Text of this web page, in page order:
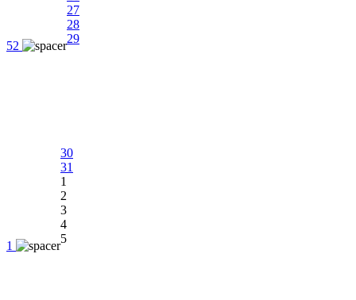
52
27
28
29
1
30
31
1
2
3
4
5